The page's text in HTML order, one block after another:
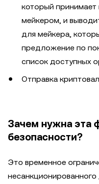
который
мейкером, и
для мейкера,
предложение по
список доступных
Отправка
Зачем нужна эта
безопасности?
Это временное